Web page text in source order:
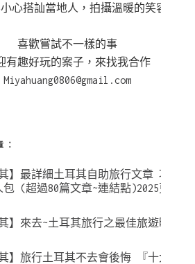
心搭訕當地人，拍攝溫暖的笑容
喜歡嘗試不一樣的事
有趣好玩的案子，來找我合作
Miyahuang0806@gmail.com
】最詳細土耳其自助旅行文章 攻
包 (超過80篇文章~連結點)2025更
】來去~土耳其旅行之最佳旅遊時
】旅行土耳其不去會後悔 『十大